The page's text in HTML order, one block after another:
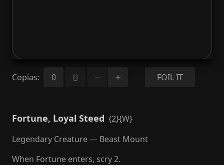
Copias: FOIL IT
Fortune, Loyal Steed {2}{W}
Legendary Creature — Beast Mount
When Fortune enters, scry 2.